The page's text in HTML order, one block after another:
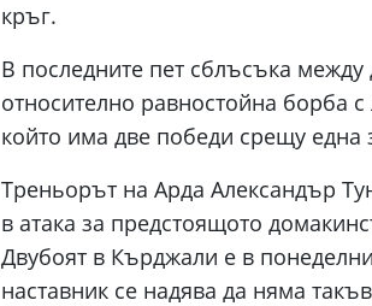
кръг.
В последните пет сблъсъка
относително равностойна борба
който има две победи срещу една
Треньорът на Арда Александър
в атака за предстоящото
Двубоят в Кърджали е в
наставник се надява да няма